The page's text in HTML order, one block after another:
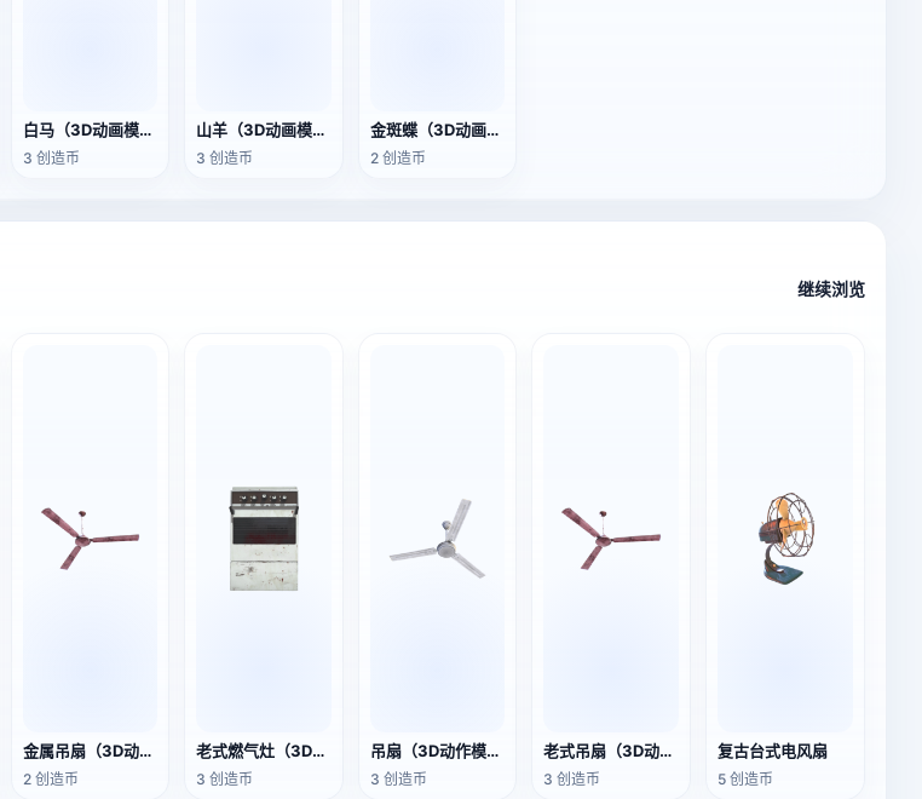
白马（3D动画模型）
3 创造币
山羊（3D动画模型）
3 创造币
金斑蝶（3D动画模型）
2 创造币
继续浏览
金属吊扇（3D动画模型）
2 创造币
老式燃气灶（3D动画模型）
3 创造币
吊扇（3D动作模型）
3 创造币
老式吊扇（3D动画模型）
3 创造币
复古台式电风扇
5 创造币